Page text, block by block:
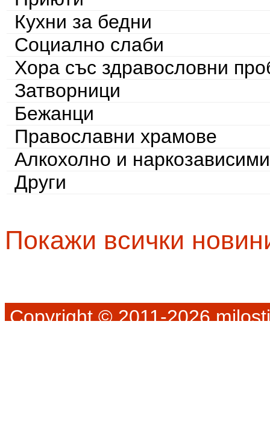
Кухни за бедни
Социално слаби
Хора със здравословни
Затворници
Бежанци
Православни храмове
Алкохолно и наркозависими
Други
Покажи всички
Copyright © 2011-2026